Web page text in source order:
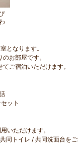
となります。
お部屋です。
ご宿泊いただけます。
ット
いただけます。
同トイレ / 共同洗面台をご